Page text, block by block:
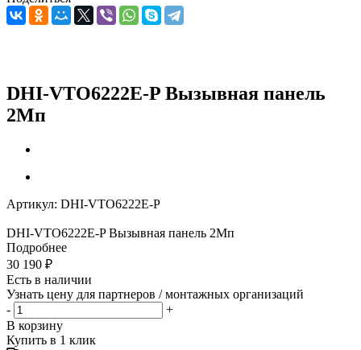
DHI-VTO6222E-P Вызывная панель
2Мп
Артикул: DHI-VTO6222E-P
DHI-VTO6222E-P Вызывная панель 2Мп
Подробнее
30 190 ₽
Есть в наличии
Узнать цену для партнеров / монтажных организаций
-
+
В корзину
Купить в 1 клик